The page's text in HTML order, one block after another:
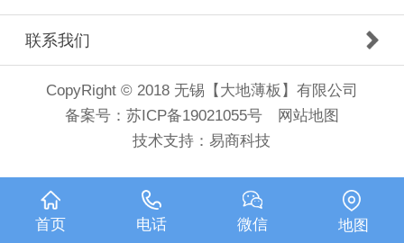
联系我们
CopyRight © 2018 无锡【大地薄板】有限公司
备案号： 苏ICP备19021055号
网站地图
技术支持： 易商科技
首页 电话 微信 地图